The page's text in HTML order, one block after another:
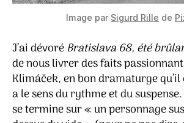
Image par Sigurd Rille de
J’ai dévoré Bratislava 68, été
de nous livrer des faits
Klimáček, en bon dramaturge
a le sens du rythme et du
se termine sur « un personnage